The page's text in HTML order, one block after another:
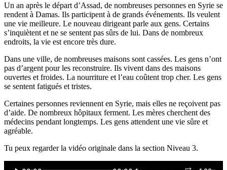
Un an après le départ d’Assad, de nombreuses personnes en Syrie se
rendent à Damas. Ils participent à de grands événements. Ils veulent
une vie meilleure. Le nouveau dirigeant parle aux gens. Certains
s’inquiètent et ne se sentent pas sûrs de lui. Dans de nombreux
endroits, la vie est encore très dure.
Dans une ville, de nombreuses maisons sont cassées. Les gens n’ont
pas d’argent pour les reconstruire. Ils vivent dans des maisons
ouvertes et froides. La nourriture et l’eau coûtent trop cher. Les gens
se sentent fatigués et tristes.
Certaines personnes reviennent en Syrie, mais elles ne reçoivent pas
d’aide. De nombreux hôpitaux ferment. Les mères cherchent des
médecins pendant longtemps. Les gens attendent une vie sûre et
agréable.
Tu peux regarder la vidéo originale dans la section Niveau 3.